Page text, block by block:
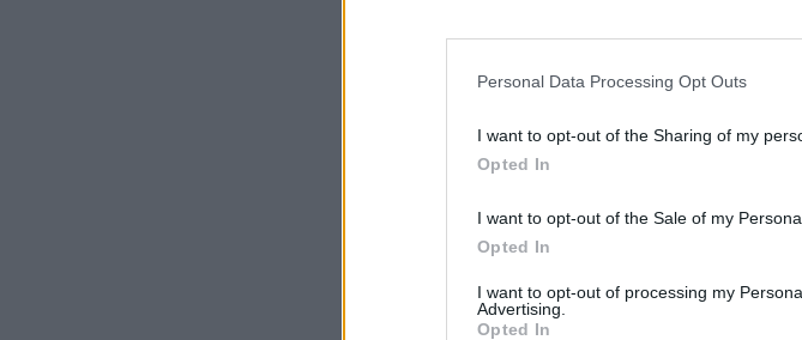
Personal Data Processing Opt Outs
I want to opt-out of the Sharing of my
Opted In
I want to opt-out of the Sale of my
Opted In
I want to opt-out of processing my
Advertising.
Opted In